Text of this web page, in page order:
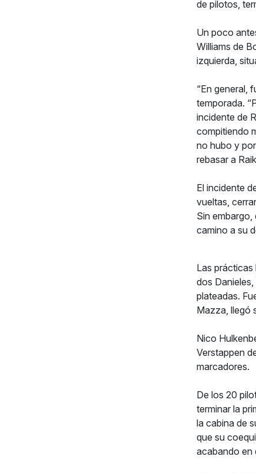
de pilotos,
Un poco
Williams de
izquierda,
“En general,
temporada.
incidente de
compitiendo
no hubo y
rebasar a
El incidente
vueltas,
Sin
camino a su
Las prácticas
dos
plateadas.
Mazza, llegó
Nico
Verstappen
marcadores.
De los 20
terminar la
la cabina de
que su
acabando en